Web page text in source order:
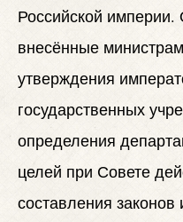
Российской
внесённые
утверждения
государственных
определения
целей при Совете
составления законов